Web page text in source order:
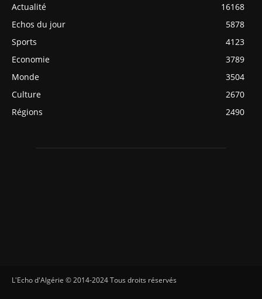
Actualité
16168
Echos du jour
5878
Sports
4123
Economie
3789
Monde
3504
Culture
2670
Régions
2490
L'Echo d'Algérie © 2014-2024 Tous droits réservés